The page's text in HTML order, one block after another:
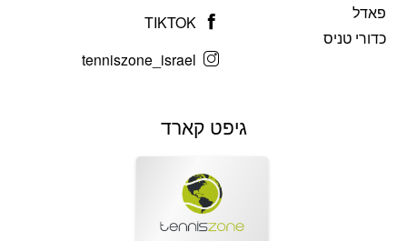
פאדל
כדורי טניס
TIKTOK
tenniszone_israel
גיפט קארד